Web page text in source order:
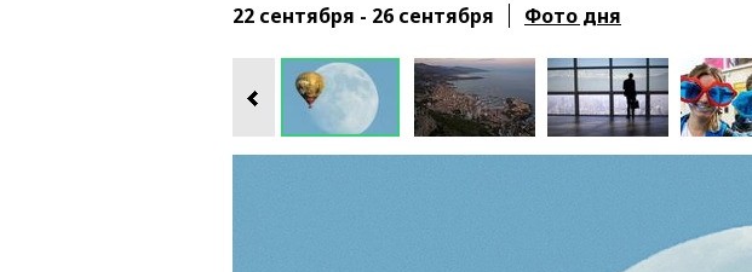
СТИЛЬ ТЕСТЫ
22 сентября - 26 сентября Фото дня